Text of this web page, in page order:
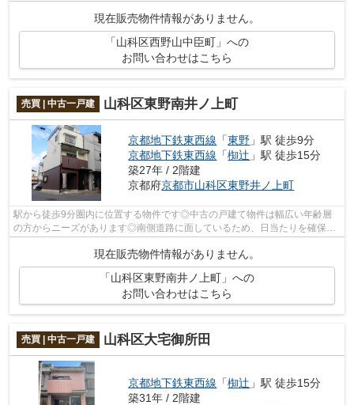
現在販売物件情報がありません。
「山科区西野山中臣町」への
お問い合わせはこちら
売買 | 中古一戸建 山科区東野南井ノ上町
京都地下鉄東西線 「東野 」駅 徒歩9分
京都地下鉄東西線 「椥辻 」駅 徒歩15分
築27年 / 2階建
京都府京都市山科区東野井ノ上町
駅から徒歩9分圏内に位置する物件です◎中古の戸建て物件は幅広い年齢層
の方からニーズがあります◎南側道路に面しているため、日当たりを確保す
現在販売物件情報がありません。
「山科区東野南井ノ上町」への
お問い合わせはこちら
売買 | 中古一戸建 山科区大宅御所田
京都地下鉄東西線 「椥辻 」駅 徒歩15分
築31年 / 2階建